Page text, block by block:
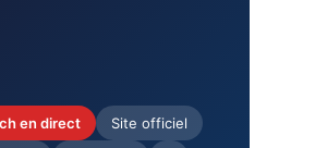
en direct
Site officiel